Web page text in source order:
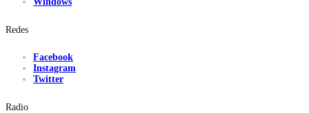
Redes
Facebook
Instagram
Twitter
Radio